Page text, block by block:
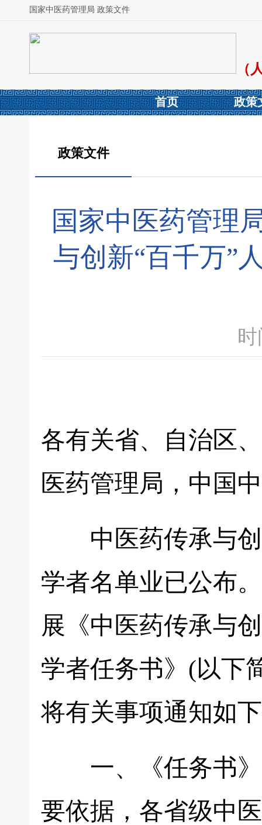
国家中医药管理局 政策文件
（
首页 政策
政策文件
国家中医药管理
与创新“百千万”
各有关省、自治区
医药管理局，中国
中医药传承与创
学者名单业已公布
展《中医药传承与
学者任务书》(以下
将有关事项通知如
一、《任务书》
要依据，各省级中